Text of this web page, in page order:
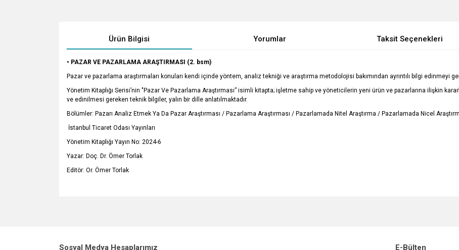
Ürün Bilgisi Yorumlar Taksit Seçenekleri
• PAZAR VE PAZARLAMA ARAŞTIRMASI (2. bsm)
Pazar ve pazarlama araştırmaları konuları kendi içinde yöntem, analiz tekniği ve araştırma metodolojisi bakımından ayrıntılı bilgi edinmeyi
Yönetim Kitaplığı Serisi’nin "Pazar Ve Pazarlama Araştırması” isimli kitapta; işletme sahip ve yöneticilerin yeni ürün ve pazarlarına ilişkin
ve edinilmesi gereken teknik bilgiler, yalın bir dille anlatılmaktadır.
Bölümler: Pazarı Analiz Etmek Ya Da Pazar Araştırması / Pazarlama Araştırması / Pazarlamada Nitel Araştırma / Pazarlamada Nicel
İstanbul Ticaret Odası Yayınları
Yönetim Kitaplığı Yayın No: 2024-6
Yazar: Doç. Dr. Ömer Torlak
Editör: Or. Ömer Torlak
Sosyal Medya Hesaplarımız E-Bülten